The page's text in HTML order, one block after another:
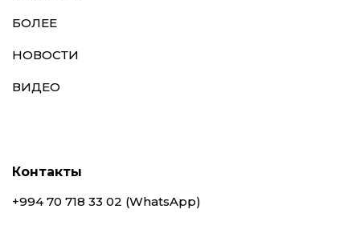
БОЛЕЕ
НОВОСТИ
ВИДЕО
Контакты
+994 70 718 33 02 (WhatsApp)